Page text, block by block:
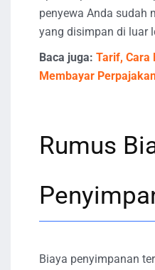
penyewa Anda sudah
yang disimpan di luar
Baca juga: Tarif, Cara
Membayar
Rumus
Biaya penyimpanan